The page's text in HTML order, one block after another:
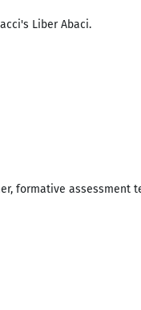
Liber Abaci.
formative assessment